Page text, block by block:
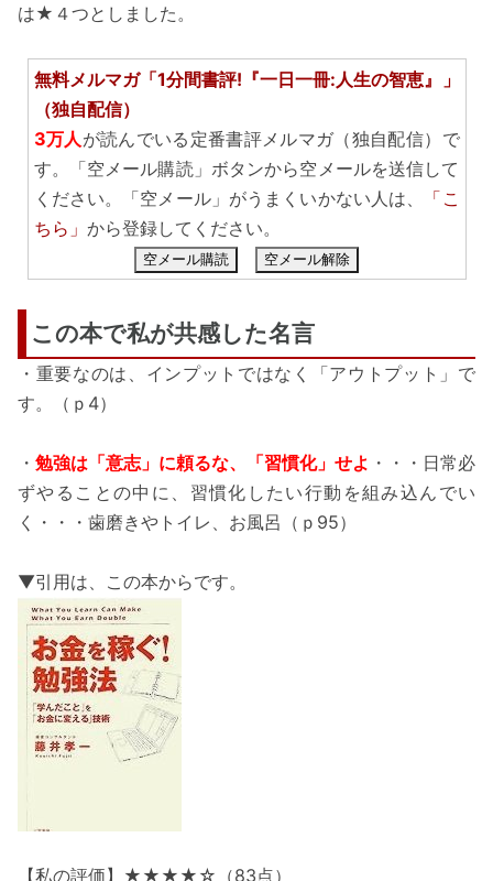
は★４つとしました。
無料メルマガ「1分間書評!『一日一冊:人生の智恵』」
（独自配信）
3万人 が読んでいる定番書評メルマガ（独自配信）で
す。「空メール購読」ボタンから空メールを送信して
ください。「空メール」がうまくいかない人は、
「こ
ちら」 から登録してください。
空メール購読 空メール解除
この本で私が共感した名言
・重要なのは、インプットではなく「アウトプット」で
す。（ｐ4）
・ 勉強は「意志」に頼るな、「習慣化」せよ ・・・日常必
ずやることの中に、習慣化したい行動を組み込んでい
く・・・歯磨きやトイレ、お風呂（ｐ95）
▼引用は、この本からです。
【私の評価】★★★★☆（83点）